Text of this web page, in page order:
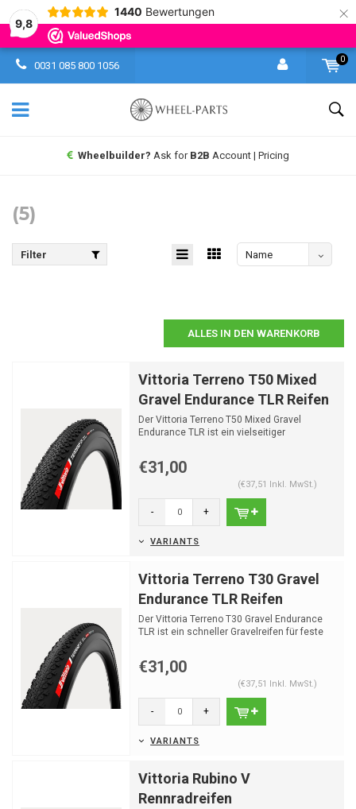
9,8
1440 Bewertungen ×
0031 085 800 1056
0
Wheelbuilder? Ask for B2B Account | Pricing
(5)
Filter
Name
ALLES IN DEN WARENKORB
Vittoria Terreno T50 Mixed
Gravel Endurance TLR Reifen
Der Vittoria Terreno T50 Mixed Gravel
Endurance TLR ist ein vielseitiger
€31,00
(€37,51 Inkl. MwSt.)
- +
VARIANTS
Vittoria Terreno T30 Gravel
Endurance TLR Reifen
Der Vittoria Terreno T30 Gravel Endurance
TLR ist ein schneller Gravelreifen für feste
€31,00
(€37,51 Inkl. MwSt.)
- +
VARIANTS
Vittoria Rubino V
Rennradreifen